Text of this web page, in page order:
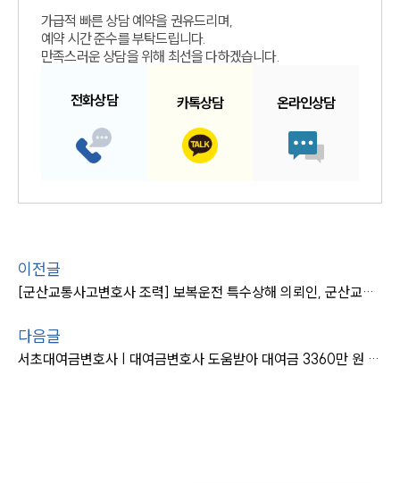
가급적 빠른 상담 예약을 권유드리며,
예약 시간 준수를 부탁드립니다.
만족스러운 상담을 위해 최선을 다하겠습니다.
전화상담 카톡상담 온라인상담
이전글
[군산교통사고변호사 조력] 보복운전 특수상해 의뢰인, 군산교통사고변호사 조력으로 불기소
다음글
서초대여금변호사 | 대여금변호사 도움받아 대여금 3360만 원 반환 성공